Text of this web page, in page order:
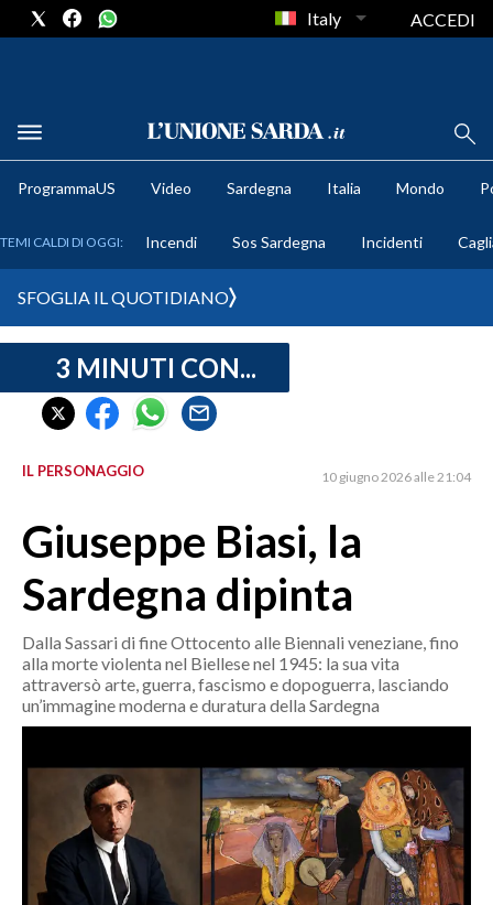
METEO
CRONACA SARDEGNA
CAGLIARI
SULCIS IGLESIENTE
ORISTANO E PROVINCIA
SASSARI E PROVINCIA
GALLURA
NUORO E PROVINCIA
OGLIASTRA
AGENDA
POLITICA
Italy ACCEDI
ProgrammaUS Video Sardegna Italia Mondo
TEMI CALDI DI OGGI: Incendi Sos Sardegna Incidenti
SFOGLIA IL QUOTIDIANO
3 MINUTI CON...
IL PERSONAGGIO 10 giugno 2026 alle 21:04
Giuseppe Biasi, la
Sardegna dipinta
Dalla Sassari di fine Ottocento alle Biennali veneziane, fino
alla morte violenta nel Biellese nel 1945: la sua vita
attraversò arte, guerra, fascismo e dopoguerra, lasciando
un’immagine moderna e duratura della Sardegna